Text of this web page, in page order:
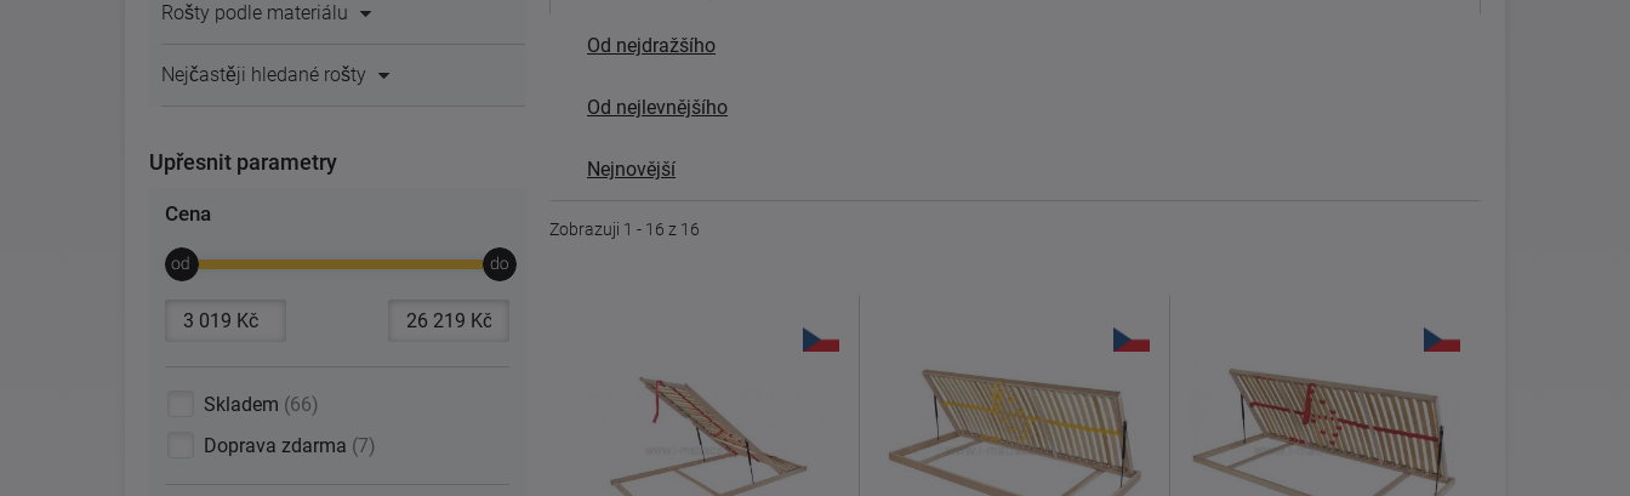
Rošty podle materiálu
Nejčastěji hledané rošty
Upřesnit parametry
Cena
Skladem 66
Doprava zdarma 7
Od nejdražšího
Od nejlevnějšího
Nejnovější
Zobrazuji 1 - 16 z 16